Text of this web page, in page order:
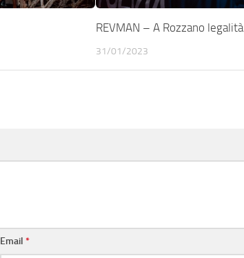
REVMAN – A Rozzano legalità
31/01/2023
Email*